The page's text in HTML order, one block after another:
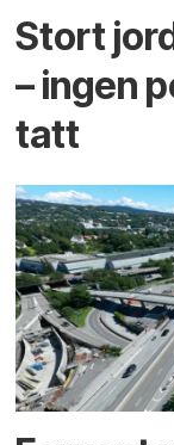
Stort
– ingen
tatt